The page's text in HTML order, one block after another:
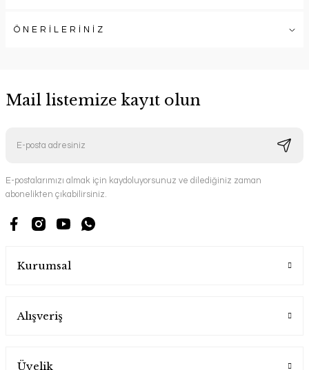
ÖNERİLERİNİZ
Mail listemize kayıt olun
E-postalarımızı almak için kaydoluyorsunuz ve dilediğiniz zaman
abonelikten çıkabilirsiniz.
Kurumsal
Alışveriş
Üyelik